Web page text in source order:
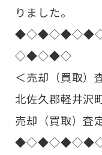
りました。
◇◆◇◆◇
＜売却（買取）
北佐久郡軽井
売却（買取）査